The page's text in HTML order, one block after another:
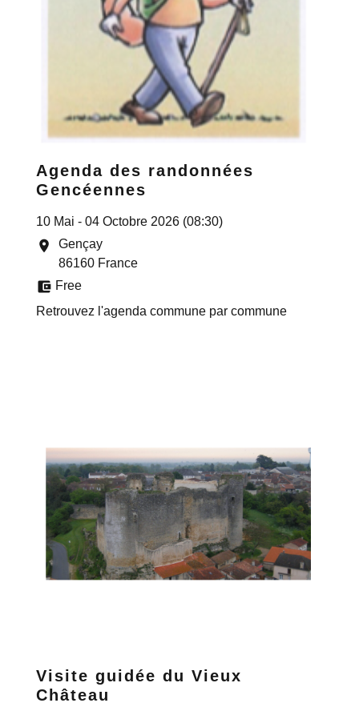
Agenda des randonnées
Gencéennes
10 Mai - 04 Octobre 2026 (08:30)
location_on
Gençay
86160 France
account_balance_wallet Free
Retrouvez l'agenda commune par commune
Visite guidée du Vieux
Château